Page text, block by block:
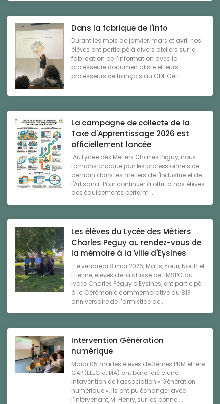
Dans la fabrique de l'info
Durant les mois de janvier, mars et avril nos
élèves ont participé à divers ateliers sur la
fabrication de l’information avec la
professeure documentaliste et leurs
professeurs de français au CDI. Cett ...
La campagne de collecte de la
Taxe d'Apprentissage 2026 est
officiellement lancée
Au Lycée des Métiers Charles Peguy, nous
formons chaque jour les professionnels de
demain dans les métiers de l'Industrie et de
l'Artisanat.Pour continuer à offrir à nos élèves
des équipements perform ...
Les élèves du Lycée des Métiers
Charles Peguy au rendez-vous de
la mémoire à la Ville d'Eysines
Le vendredi 8 mai 2026, Matis, Youri, Noah et
Étienne, élèves de la classe de 1 MSPC du
lycée Charles Péguy d’Eysines, ont participé
à la Cérémonie commémorative du 81?
anniversaire de l’armistice de ...
Intervention Génération
numérique
Mardi 05 mai les élèves de 3èmes PRM et 1ère
CAP (ELEC et MA) ont bénéficié d’une
intervention de l’association « Génération
numérique ». Ils ont pu échanger avec
l’intervenant, M. Henry, sur les bonne ...